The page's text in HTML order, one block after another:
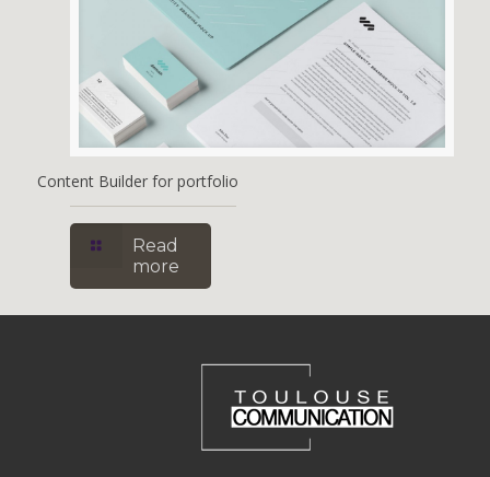
Content Builder for portfolio
Read
more